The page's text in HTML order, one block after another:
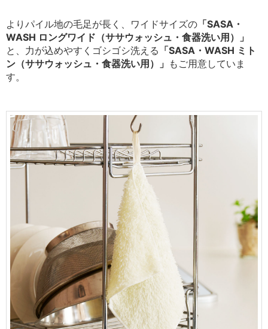
よりパイル地の毛足が長く、ワイドサイズの 「SASA・
WASH ロングワイド（ササウォッシュ・食器洗い用）」
と、力が込めやすくゴシゴシ洗える 「SASA・WASH ミト
ン（ササウォッシュ・食器洗い用）」 もご用意していま
す。